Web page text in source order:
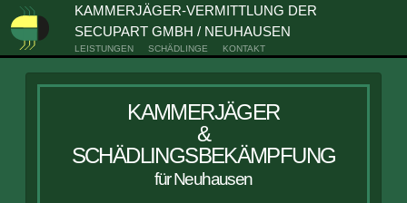
KAMMERJÄGER-VERMITTLUNG DER
SECUPART GMBH / NEUHAUSEN
LEISTUNGEN SCHÄDLINGE KONTAKT
KAMMERJÄGER
&
SCHÄDLINGSBEKÄMPFUNG
für Neuhausen